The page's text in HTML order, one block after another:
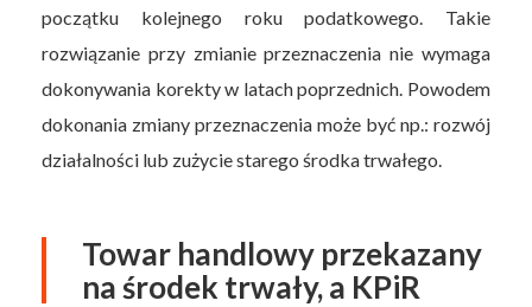
początku kolejnego roku podatkowego. Takie
rozwiązanie przy zmianie przeznaczenia nie wymaga
dokonywania korekty w latach poprzednich. Powodem
dokonania zmiany przeznaczenia może być np.: rozwój
działalności lub zużycie starego środka trwałego.
Towar handlowy przekazany
na środek trwały, a KPiR